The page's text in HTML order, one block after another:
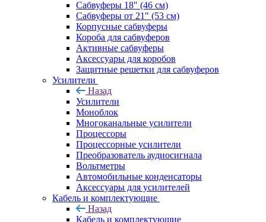
Сабвуферы 18" (46 см)
Сабвуферы от 21" (53 см)
Корпусные сабвуферы
Короба для сабвуферов
Активные сабвуферы
Аксессуары для коробов
Защитные решетки для сабвуферов
Усилители
Назад
Усилители
Моноблок
Многоканальные усилители
Процессоры
Процессорные усилители
Преобразователь аудиосигнала
Вольтметры
Автомобильные конденсаторы
Аксессуары для усилителей
Кабель и комплектующие
Назад
Кабель и комплектующие